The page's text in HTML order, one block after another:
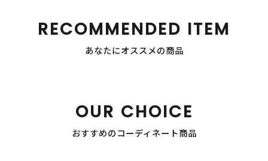
RECOMMENDED ITEM
あなたにオススメの商品
OUR CHOICE
おすすめのコーディネート商品